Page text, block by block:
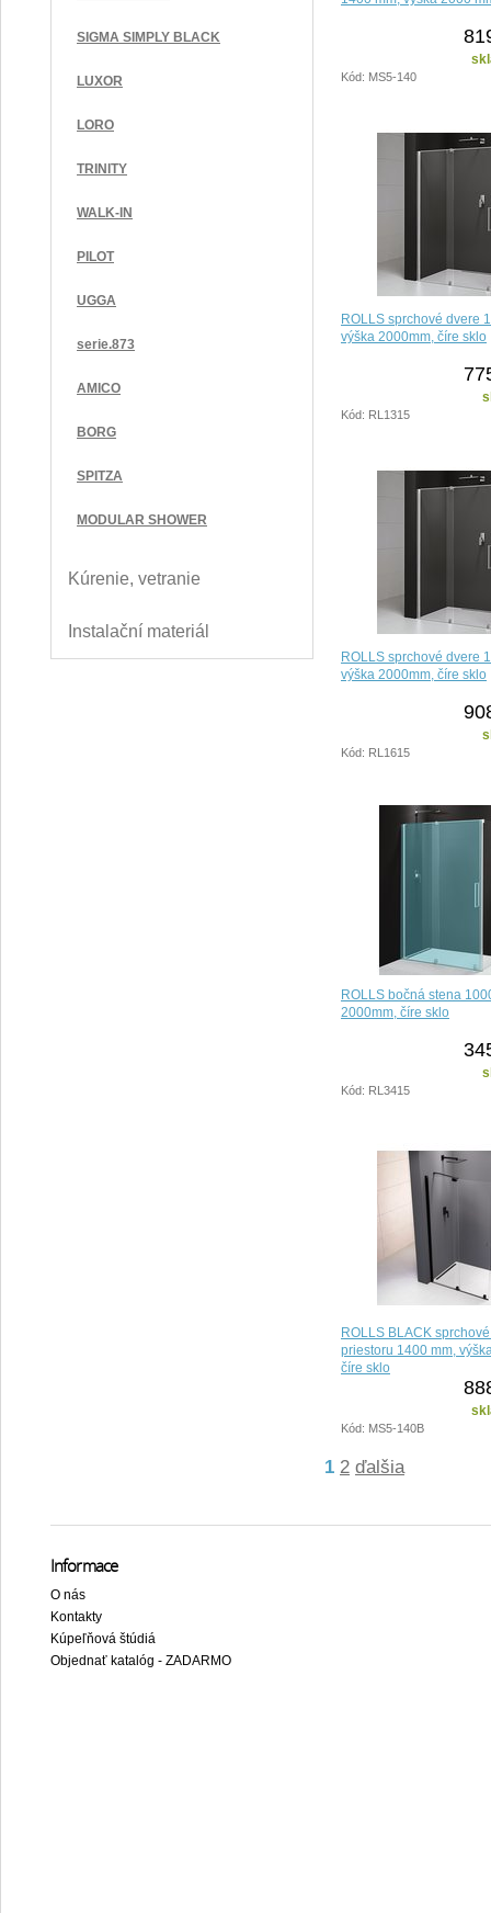
SIGMA SIMPLY BLACK
LUXOR
LORO
TRINITY
WALK-IN
PILOT
UGGA
serie.873
AMICO
BORG
SPITZA
MODULAR SHOWER
Kúrenie, vetranie
Instalační materiál
Kód: MS5-140
ROLLS sprchové dvere
výška 2000mm, číre sklo
Kód: RL1315
ROLLS sprchové dvere
výška 2000mm, číre sklo
Kód: RL1615
ROLLS bočná stena
2000mm, číre sklo
Kód: RL3415
ROLLS BLACK
priestoru 1400 mm,
číre sklo
Kód: MS5-140B
1 2 ďalšia
Informace
O nás
Kontakty
Kúpeľňová štúdiá
Objednať katalóg - ZADARMO